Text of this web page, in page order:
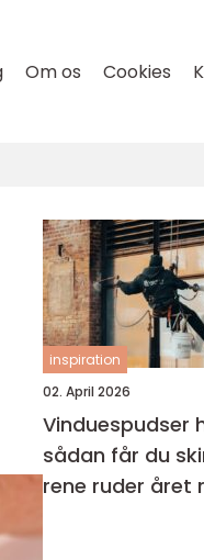
Om os Cookies
inspiration
02. April 2026
Vinduespudser
sådan får du
rene ruder året